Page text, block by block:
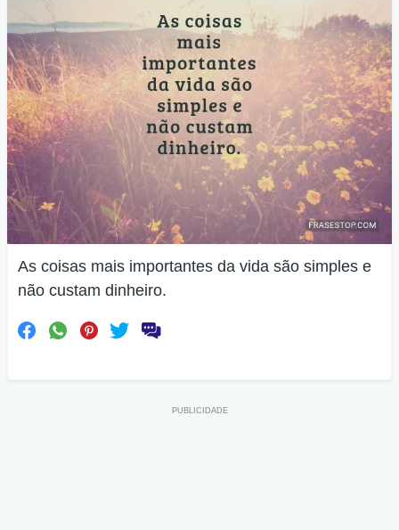
As coisas mais importantes da vida são simples e
não custam dinheiro.